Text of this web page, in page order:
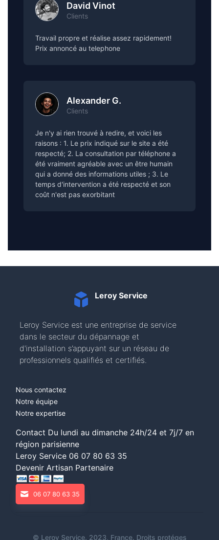
David Vinot
Clients
Travail propre et réalise assez rapidement!
Prix annoncé au telephone
Alexander G.
Clients
Je n'y ai rien trouvé à redire, et voici les
raisons : 1. Le prix indiqué sur le site a été
respecté; 2. La consultation par téléphone a
été vraiment agréable avec un être humain
qui a donné des informations utiles ; 3. Le
temps d'intervention a été respecté et son
coût n'est pas exorbitant
Leroy Service
Leroy Service est une entreprise de service
dans le secteur du dépannage et
d'installation s’appuyant sur un réseau de
professionnels qualifiés et certifiés.
Nous contactez
Notre équipe
Notre expertise
Contact Du lundi au dimanche 24h/24 et 7j/7 en
région parisienne
Leroy Service 06 07 80 63 35
Devenir Artisan Partenaire
06 07 80 63 35
© Leroy Service. 2023, France. Droits protéges